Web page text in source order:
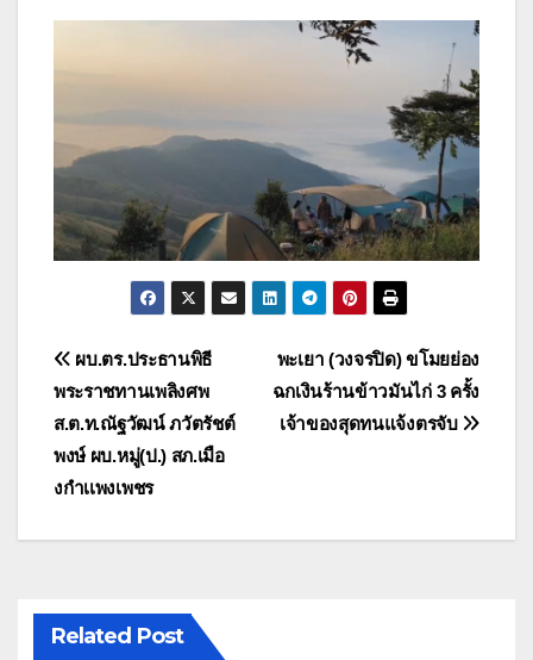
แนะแนว
เรื่อง
พะเยา (วงจรปิด) ขโมยย่อง
ฉกเงินร้านข้าวมันไก่ 3 ครั้ง
เจ้าของสุดทนแจ้งตรจับ
ผบ.ตร.ประธานพิธี
พระราชทานเพลิงศพ
ส.ต.ท.ณัฐวัฒน์ ภวัตรัชต์
พงษ์ ผบ.หมู่(ป.) สภ.เมือ
งกำเเพงเพชร
Related Post